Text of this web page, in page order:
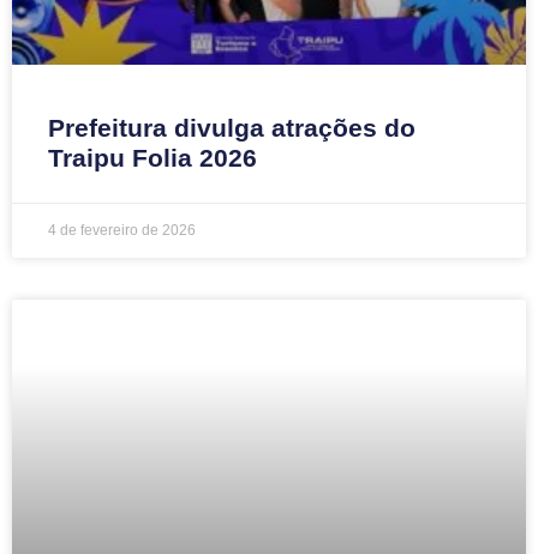
Prefeitura divulga atrações do
Traipu Folia 2026
4 de fevereiro de 2026